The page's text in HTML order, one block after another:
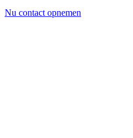
Nu contact opnemen